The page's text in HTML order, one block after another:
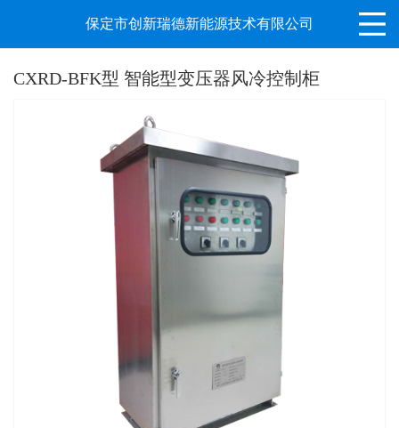
保定市创新瑞德新能源技术有限公司
CXRD-BFK型 智能型变压器风冷控制柜